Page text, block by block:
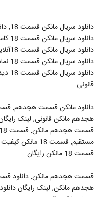
قانونی
دانلود مانکن قسمت هجدهم,
هجدهم مانکن قانونی, لینک
قسمت 18 مانکن رایگان
قسمت هجدهم مانکن, دانلود
هجدهم مانکن, لینک رایگان